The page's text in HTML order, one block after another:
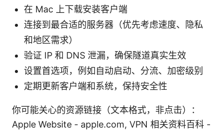
在 Mac 上下载安装客户端
连接到最合适的服务器（优先考虑速度、隐私
和地区需求）
验证 IP 和 DNS 泄漏，确保隧道真实生效
设置首选项，例如自动启动、分流、加密级别
定期更新客户端和系统，保持安全性
你可能关心的资源链接（文本格式，非点击）：
Apple Website - apple.com, VPN 相关资料百科 -